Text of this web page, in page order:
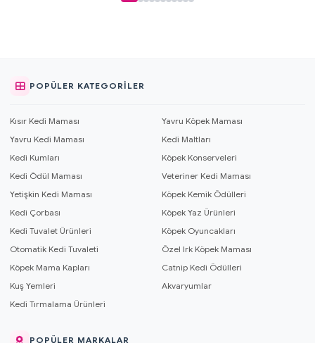
POPÜLER KATEGORILER
Kısır Kedi Maması
Yavru Köpek Maması
Yavru Kedi Maması
Kedi Maltları
Kedi Kumları
Köpek Konserveleri
Kedi Ödül Maması
Veteriner Kedi Maması
Yetişkin Kedi Maması
Köpek Kemik Ödülleri
Kedi Çorbası
Köpek Yaz Ürünleri
Kedi Tuvalet Ürünleri
Köpek Oyuncakları
Otomatik Kedi Tuvaleti
Özel Irk Köpek Maması
Köpek Mama Kapları
Catnip Kedi Ödülleri
Kuş Yemleri
Akvaryumlar
Kedi Tırmalama Ürünleri
POPÜLER MARKALAR